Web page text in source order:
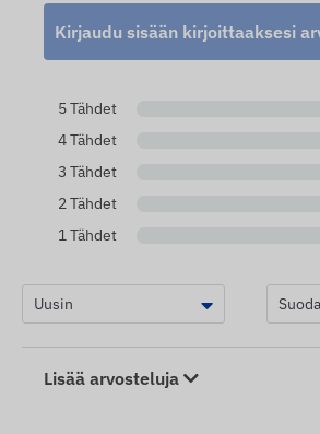
Kirjaudu sisään kirjoittaaksesi
5 Tähdet
4 Tähdet
3 Tähdet
2 Tähdet
1 Tähdet
Lisää arvosteluja